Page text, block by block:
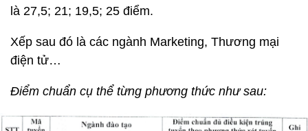
là 27,5; 21; 19,5; 25 điểm.
Xếp sau đó là các ngành Marketing, Thương mại
điện tử…
Điểm chuẩn cụ thể từng phương thức như sau: